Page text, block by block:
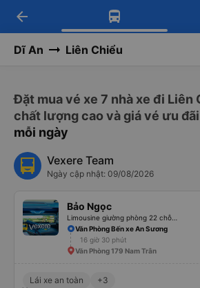
Tải app Vexere ngay!
Nhận ưu đãi thành viên độc
Tải app Vexere
-30k/ghế khi đặt vé máy
arrow_back
Dĩ An Liên Chiểu
Đặt mua vé xe 7 nhà xe đi Liên
chất lượng cao và giá vé ưu
mỗi ngày
Vexere Team
Ngày cập nhật: 09/08/2026
Bảo Ngọc
Văn Phòng Bến xe An Sương
16 giờ 30 phút
Văn Phòng 179 Nam Trân
Lái xe an toàn +3